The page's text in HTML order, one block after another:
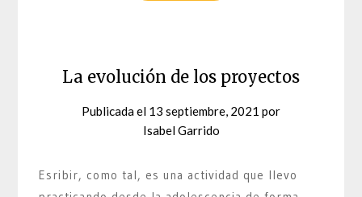
La evolución de los proyectos
Publicada el 13 septiembre, 2021 por
Isabel Garrido
Esribir, como tal, es una actividad que llevo